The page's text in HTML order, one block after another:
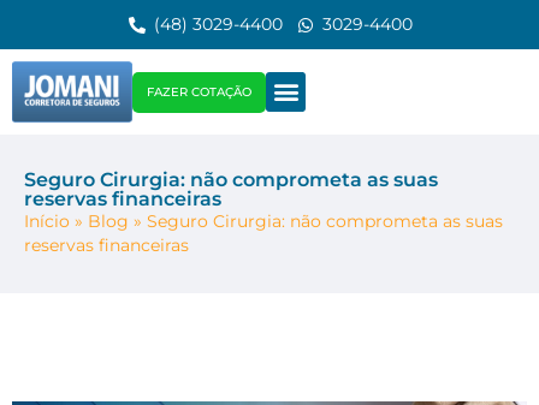
(48) 3029-4400 3029-4400
FAZER COTAÇÃO
Seguro Cirurgia: não comprometa as suas
reservas financeiras
Início » Blog » Seguro Cirurgia: não comprometa as suas
reservas financeiras